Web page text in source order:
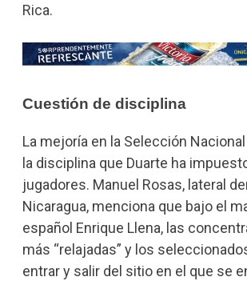
Rica.
Cuestión de disciplina
La mejoría en la Selección
la disciplina que Duarte ha
jugadores. Manuel Rosas, lateral
Nicaragua, menciona que bajo el
español Enrique Llena, las
más “relajadas” y los
entrar y salir del sitio en el que se